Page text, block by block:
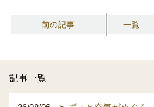
前の記事 一覧
記事一覧